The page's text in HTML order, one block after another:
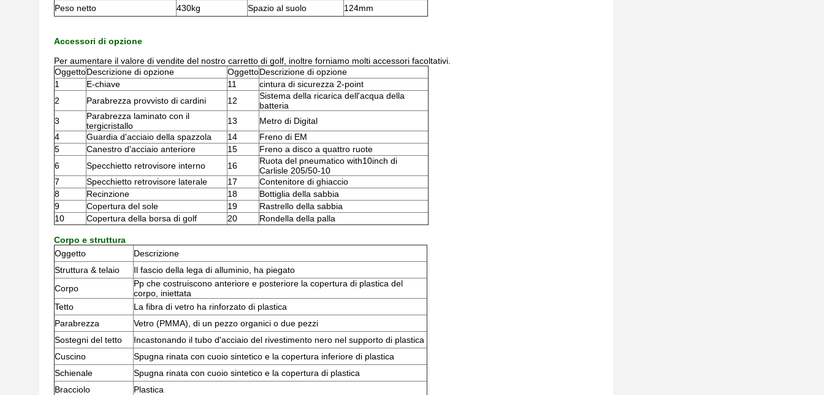
Peso netto
430kg Spazio al suolo 124mm
Accessori di opzione
Per aumentare il valore di vendite del nostro carretto di golf, inoltre forniamo molti accessori facoltativi.
OggettoDescrizione di opzione OggettoDescrizione di opzione
1
E-chiave 11
cintura di sicurezza 2-point
2
Parabrezza provvisto di cardini 12
Sistema della ricarica dell'acqua della
batteria
3
Parabrezza laminato con il
tergicristallo
13
Metro di Digital
4
Guardia d'acciaio della spazzola 14
Freno di EM
5
Canestro d'acciaio anteriore 15
Freno a disco a quattro ruote
6
Specchietto retrovisore interno 16
Ruota del pneumatico with10inch di
Carlisle 205/50-10
7
Specchietto retrovisore laterale 17
Contenitore di ghiaccio
8
Recinzione 18
Bottiglia della sabbia
9
Copertura del sole 19
Rastrello della sabbia
10
Copertura della borsa di golf 20 Rondella della palla
Corpo e struttura
Oggetto
Descrizione
Struttura & telaio
Il fascio della lega di alluminio, ha piegato
Corpo
Pp che costruiscono anteriore e posteriore la copertura di plastica del
corpo, iniettata
Tetto
La fibra di vetro ha rinforzato di plastica
Parabrezza
Vetro (PMMA), di un pezzo organici o due pezzi
Sostegni del tetto
Incastonando il tubo d'acciaio del rivestimento nero nel supporto di plastica
Cuscino
Spugna rinata con cuoio sintetico e la copertura inferiore di plastica
Schienale
Spugna rinata con cuoio sintetico e la copertura di plastica
Bracciolo
Plastica